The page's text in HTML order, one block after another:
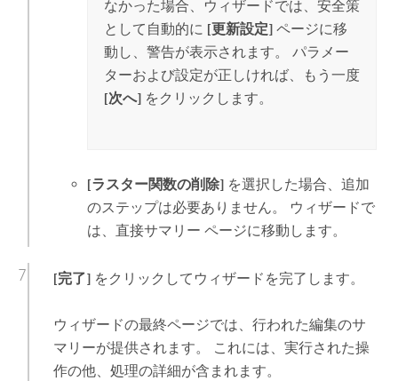
なかった場合、ウィザードでは、安全策
として自動的に [更新設定]ページに移
動し、警告が表示されます。 パラメー
ターおよび設定が正しければ、もう一度
[次へ]をクリックします。
[ラスター関数の削除] を選択した場合、追加
のステップは必要ありません。 ウィザードで
は、直接サマリー ページに移動します。
[完了]をクリックしてウィザードを完了します。
ウィザードの最終ページでは、行われた編集のサ
マリーが提供されます。 これには、実行された操
作の他、処理の詳細が含まれます。